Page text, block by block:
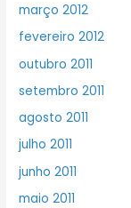
março 2012
fevereiro 2012
outubro 2011
setembro 2011
agosto 2011
julho 2011
junho 2011
maio 2011